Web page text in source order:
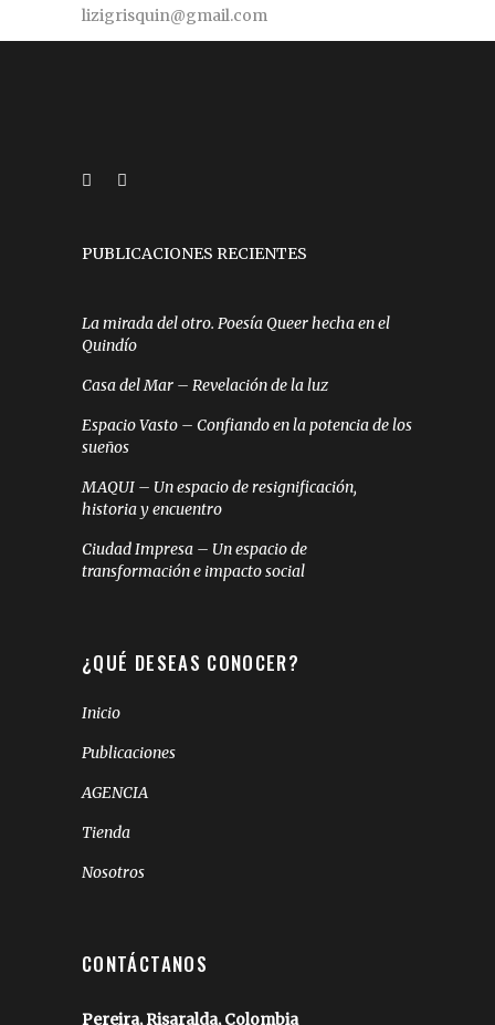
lizigrisquin@gmail.com
PUBLICACIONES RECIENTES
La mirada del otro. Poesía Queer hecha en el
Quindío
Casa del Mar – Revelación de la luz
Espacio Vasto – Confiando en la potencia de los
sueños
MAQUI – Un espacio de resignificación,
historia y encuentro
Ciudad Impresa – Un espacio de
transformación e impacto social
¿QUÉ DESEAS CONOCER?
Inicio
Publicaciones
AGENCIA
Tienda
Nosotros
CONTÁCTANOS
Pereira, Risaralda, Colombia